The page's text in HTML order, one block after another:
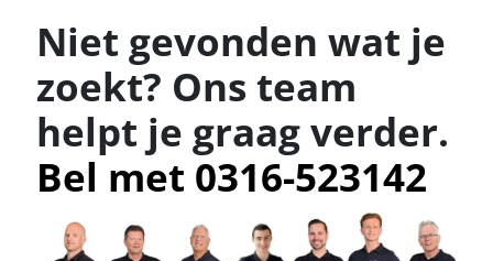
Niet gevonden wat je
zoekt? Ons team
helpt je graag verder.
Bel met 0316-523142